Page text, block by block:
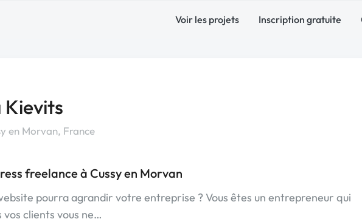
Voir les projets Inscription gratuite
Kievits
en Morvan, France
freelance à Cussy en Morvan
pourra agrandir votre entreprise ? Vous êtes un entrepreneur qui
clients vous ne…